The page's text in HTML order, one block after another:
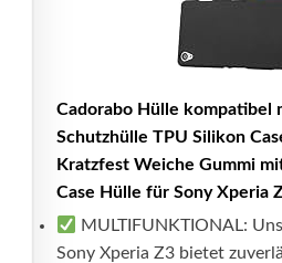
Cadorabo Hülle kompatibel
Schutzhülle TPU Silikon
Kratzfest Weiche Gummi
Case Hülle für Sony Xperia
MULTIFUNKTIONAL:
Sony Xperia Z3 bietet